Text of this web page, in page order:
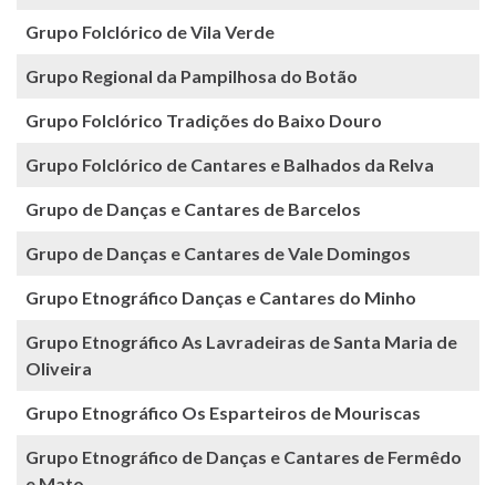
Grupo Folclórico de Vila Verde
Grupo Regional da Pampilhosa do Botão
Grupo Folclórico Tradições do Baixo Douro
Grupo Folclórico de Cantares e Balhados da Relva
Grupo de Danças e Cantares de Barcelos
Grupo de Danças e Cantares de Vale Domingos
Grupo Etnográfico Danças e Cantares do Minho
Grupo Etnográfico As Lavradeiras de Santa Maria de
Oliveira
Grupo Etnográfico Os Esparteiros de Mouriscas
Grupo Etnográfico de Danças e Cantares de Fermêdo